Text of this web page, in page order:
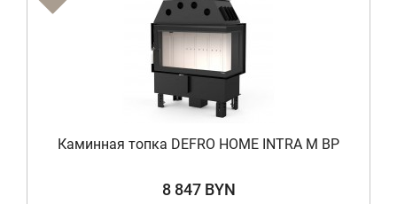
Каминная топка DEFRO HOME INTRA M BP
8 847 BYN